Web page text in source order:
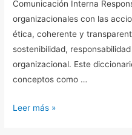
Comunicación Interna
organizacionales con las
ética, coherente y
sostenibilidad,
organizacional. Este
conceptos como …
Leer más »